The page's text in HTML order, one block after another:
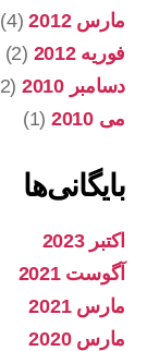
مارس 2012
(4)
فوریه 2012
(2)
دسامبر 2010
(2)
می 2010
(1)
بایگانی‌ها
اکتبر 2023
آگوست 2021
مارس 2021
مارس 2020